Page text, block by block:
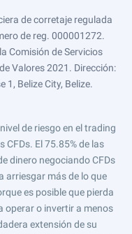
de corretaje regulada
de reg. 000001272.
Comisión de Servicios
Valores 2021. Dirección:
1, Belize City, Belize.
de riesgo en el trading
El 75.85% de las
dinero negociando CFDs
arriesgar más de lo que
es posible que pierda
operar o invertir a menos
extensión de su